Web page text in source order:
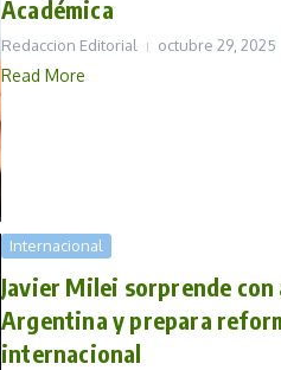
Académica
Redaccion Editorial octubre 29, 2025
Read More
Internacional
Javier Milei sorprende
Argentina y prepara
internacional